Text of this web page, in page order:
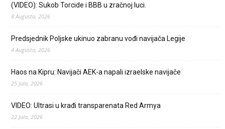
(VIDEO): Sukob Torcide i BBB u zračnoj luci.
8 Augusta, 2026
Predsjednik Poljske ukinuo zabranu vođi navijača Legije
4 Augusta, 2026
Haos na Kipru: Navijači AEK-a napali izraelske navijače
25 Jula, 2026
VIDEO: Ultrasi u krađi transparenata Red Armya
22 Jula, 2026